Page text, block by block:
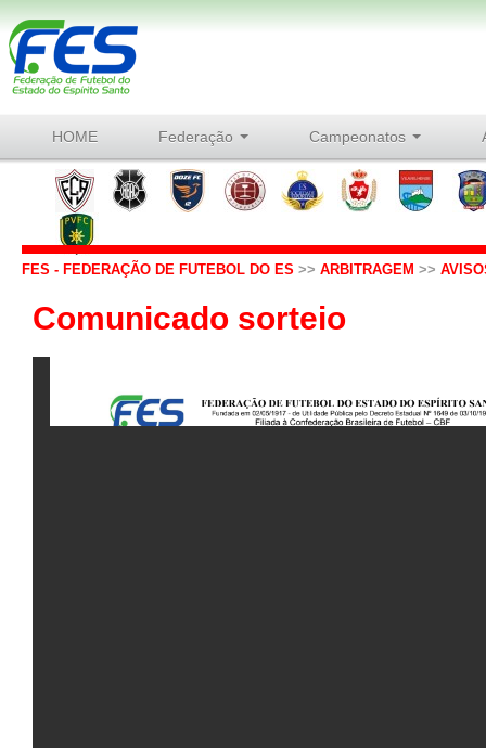
HOME Federação Campeonatos
FES - FEDERAÇÃO DE FUTEBOL DO ES >> ARBITRAGEM >>
Comunicado sorteio